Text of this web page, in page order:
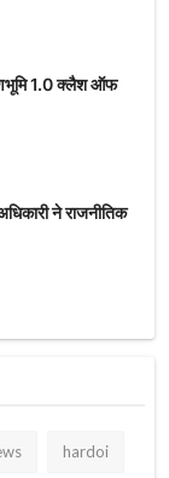
1.0 क्लैश ऑफ
ने राजनीतिक
hardoi